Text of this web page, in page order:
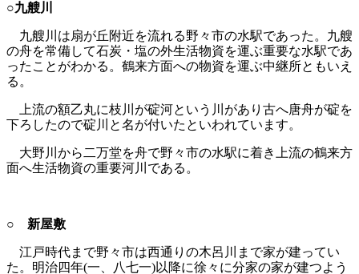
○九艘川
九艘川は扇が丘附近を流れる野々市の水駅であった。九艘
の舟を常備して石炭・塩の外生活物資を運ぶ重要な水駅であ
ったことがわかる。鶴来方面への物資を運ぶ中継所ともいえ
る。
上流の額乙丸に枝川が碇河という川があり古へ唐舟が碇を
下ろしたので碇川と名が付いたといわれています。
大野川から二万堂を舟で野々市の水駅に着き上流の鶴来方
面へ生活物資の重要河川である。
○ 新屋敷
江戸時代まで野々市は西通りの木呂川まで家が建ってい
た。明治四年(一、八七一)以降に徐々に分家の家が建つよう